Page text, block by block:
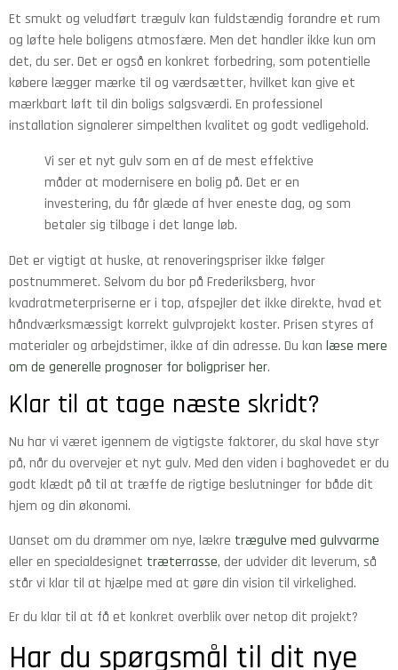
Et smukt og veludført trægulv kan fuldstændig forandre et rum
og løfte hele boligens atmosfære. Men det handler ikke kun om
det, du ser. Det er også en konkret forbedring, som potentielle
købere lægger mærke til og værdsætter, hvilket kan give et
mærkbart løft til din boligs salgsværdi. En professionel
installation signalerer simpelthen kvalitet og godt vedligehold.
Vi ser et nyt gulv som en af de mest effektive
måder at modernisere en bolig på. Det er en
investering, du får glæde af hver eneste dag, og som
betaler sig tilbage i det lange løb.
Det er vigtigt at huske, at renoveringspriser ikke følger
postnummeret. Selvom du bor på Frederiksberg, hvor
kvadratmeterpriserne er i top, afspejler det ikke direkte, hvad et
håndværksmæssigt korrekt gulvprojekt koster. Prisen styres af
materialer og arbejdstimer, ikke af din adresse. Du kan læse mere
om de generelle prognoser for boligpriser her.
Klar til at tage næste skridt?
Nu har vi været igennem de vigtigste faktorer, du skal have styr
på, når du overvejer et nyt gulv. Med den viden i baghovedet er du
godt klædt på til at træffe de rigtige beslutninger for både dit
hjem og din økonomi.
Uanset om du drømmer om nye, lækre trægulve med gulvvarme
eller en specialdesignet træterrasse, der udvider dit leverum, så
står vi klar til at hjælpe med at gøre din vision til virkelighed.
Er du klar til at få et konkret overblik over netop dit projekt?
Har du spørgsmål til dit nye